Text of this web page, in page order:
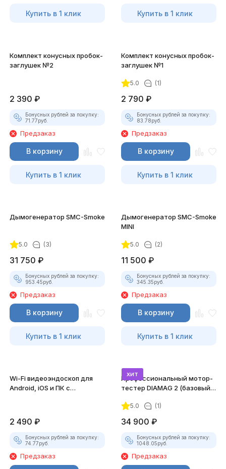
Купить в 1 клик Купить в 1 клик
Комплект конусных пробок-
заглушек №2
2 390 ₽
Бонусных рублей за покупку:
71.77руб.
Предзаказ
В корзину
Купить в 1 клик
Комплект конусных пробок-
заглушек №1
5.0 (1)
2 790 ₽
Бонусных рублей за покупку:
83.78руб.
Предзаказ
В корзину
Купить в 1 клик
Дымогенератор SMC-Smoke
5.0 (3)
31 750 ₽
Бонусных рублей за покупку:
953.45руб.
Предзаказ
В корзину
Купить в 1 клик
Дымогенератор SMC-Smoke
MINI
5.0 (2)
11 500 ₽
Бонусных рублей за покупку:
345.35руб.
Предзаказ
В корзину
Купить в 1 клик
Wi-Fi видеоэндоскоп для
Android, iOS и ПК с
2 490 ₽
Бонусных рублей за покупку:
74.77руб.
Предзаказ
хит
Профессиональный мотор-
тестер DIAMAG 2 (базовый
5.0 (1)
34 900 ₽
Бонусных рублей за покупку:
1048.05руб.
Предзаказ